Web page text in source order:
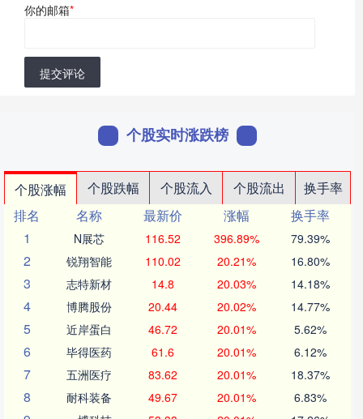
你的邮箱*
提交评论
个股实时涨跌榜
个股涨幅 个股跌幅 个股流入 个股流出
换手率
排名
名称 最新价 涨幅
换手率
1
N展芯 116.52 396.89% 79.39%
2 锐翔智能 110.02 20.21% 16.80%
3 志特新材 14.8 20.03% 14.18%
4 博腾股份 20.44 20.02% 14.77%
5 近岸蛋白 46.72 20.01% 5.62%
6 毕得医药 61.6 20.01% 6.12%
7 五洲医疗 83.62 20.01% 18.37%
8 耐科装备 49.67 20.01% 6.83%